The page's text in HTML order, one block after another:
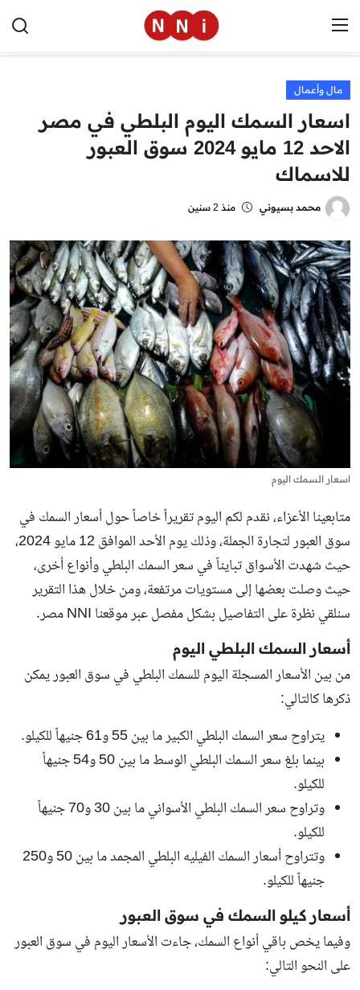
الرئيسية
اخبار مصر
العالم
الرياضة
مال وأعمال
تقنية
التعليم
منوعات
مال وأعمال
اسعار السمك اليوم البلطي في مصر
الاحد 12 مايو 2024 سوق العبور
للاسماك
محمد بسيوني منذ 2 سنين
اسعار السمك اليوم
متابعينا الأعزاء، نقدم لكم اليوم تقريراً خاصاً حول أسعار السمك في
سوق العبور لتجارة الجملة، وذلك يوم الأحد الموافق 12 مايو 2024،
حيث شهدت الأسواق تبايناً في سعر السمك البلطي وأنواع أخرى،
حيث وصلت بعضها إلى مستويات مرتفعة، ومن خلال هذا التقرير
سنلقي نظرة على التفاصيل بشكل مفصل عبر موقعنا NNI مصر.
أسعار السمك البلطي اليوم
من بين الأسعار المسجلة اليوم للسمك البلطي في سوق العبور يمكن
ذكرها كالتالي:
يتراوح سعر السمك البلطي الكبير ما بين 55 و61 جنيهاً للكيلو.
بينما بلغ سعر السمك البلطي
الوسط ما بين 50 و54 جنيهاً
للكيلو.
وتراوح سعر السمك البلطي الأسواني ما بين 30 و70 جنيهاً
للكيلو.
وتتراوح أسعار السمك الفيليه البلطي المجمد ما بين 50 و250
جنيهاً للكيلو.
أسعار كيلو السمك في سوق العبور
وفيما يخص باقي أنواع السمك، جاءت الأسعار اليوم في سوق العبور
على النحو التالي: